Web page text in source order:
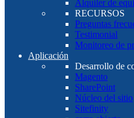
Alquiler de
RECURSOS
Preguntas
Testimonial
Monitoreo de
Aplicación
Desarrollo de
Magento
SharePoint
Núcleo del sitio
Sitefinity